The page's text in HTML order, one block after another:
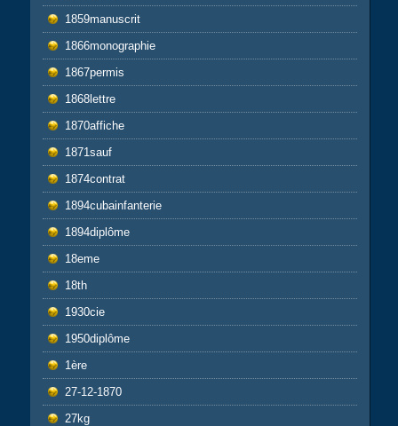
1859manuscrit
1866monographie
1867permis
1868lettre
1870affiche
1871sauf
1874contrat
1894cubainfanterie
1894diplôme
18eme
18th
1930cie
1950diplôme
1ère
27-12-1870
27kg